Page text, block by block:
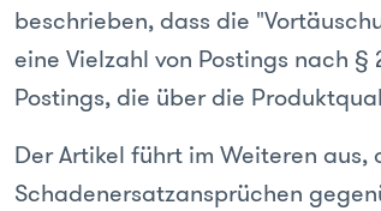
beschrieben, dass die
eine Vielzahl von Postings nach
Postings, die über die
Der Artikel führt im Weiteren aus,
Schadenersatzansprüchen